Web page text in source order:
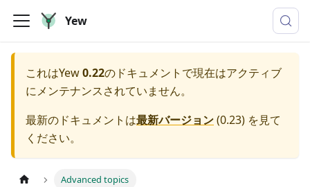
Yew
これはYew0.22のドキュメントで現在はアクティブ
にメンテナンスされていません。
最新のドキュメントは最新バージョン(0.23) を見て
ください。
Advanced topics